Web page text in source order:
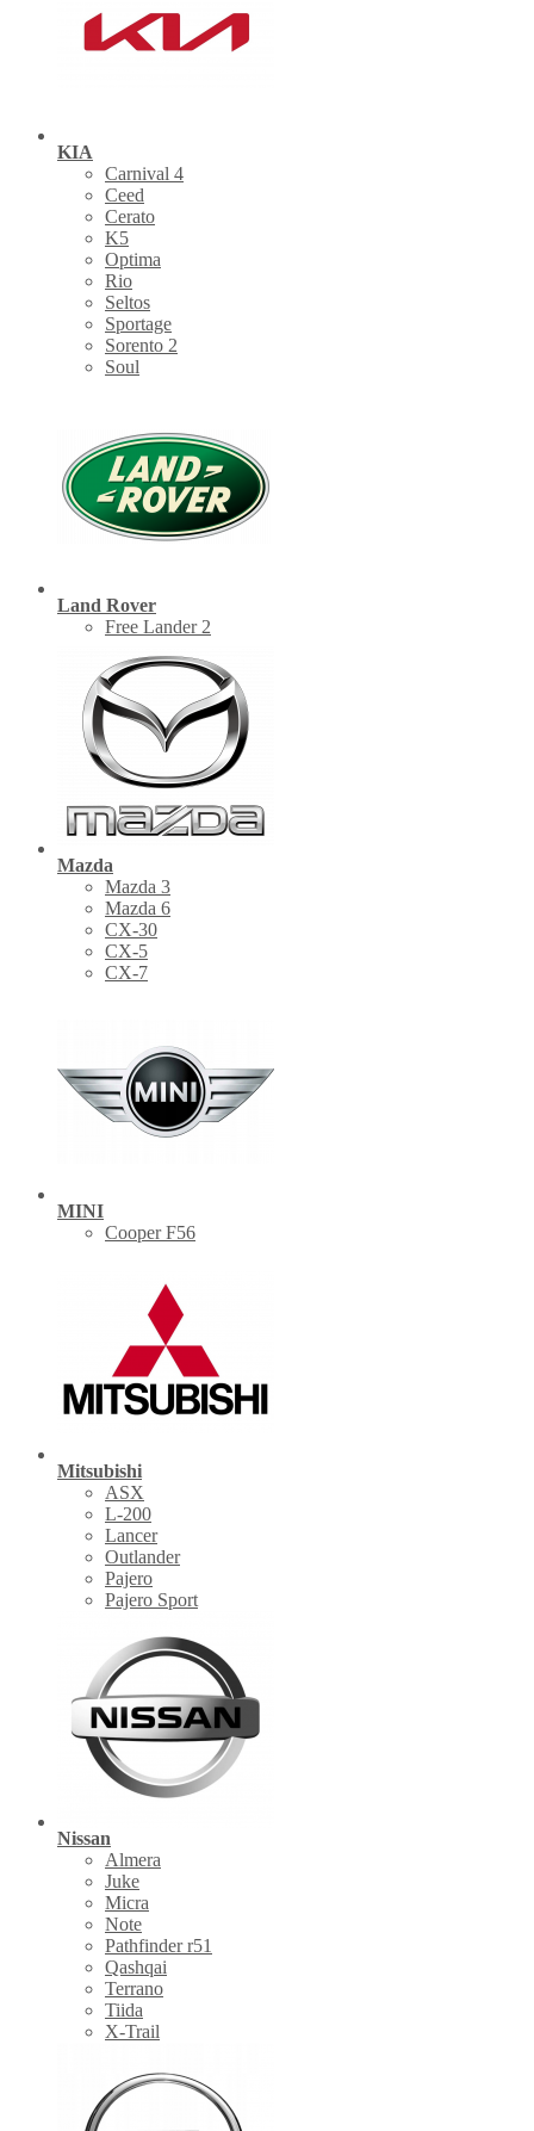
KIA
Carnival 4
Ceed
Cerato
K5
Optima
Rio
Seltos
Sportage
Sorento 2
Soul
Land Rover
Free Lander 2
Mazda
Mazda 3
Mazda 6
CX-30
СХ-5
CX-7
MINI
Cooper F56
Mitsubishi
ASX
L-200
Lancer
Outlander
Pajero
Pajero Sport
Nissan
Almera
Juke
Micra
Note
Pathfinder r51
Qashqai
Terrano
Tiida
X-Trail